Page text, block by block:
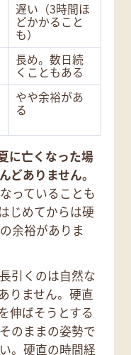
遅い（3時間ほ
どかかること
も）
長め。数日続
くこともある
やや余裕があ
る
に亡くなった場
どありません。
っていることも
じめてからは硬
余裕がありま
引くのは自然な
りません。硬直
伸ばそうとする
のままの姿勢で
。硬直の時間経